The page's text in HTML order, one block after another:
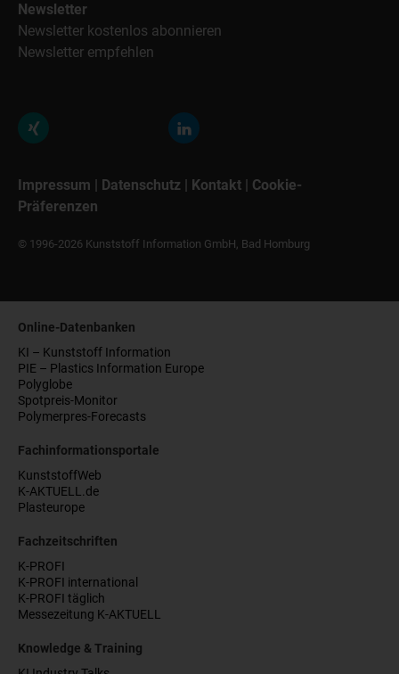
Newsletter
Newsletter kostenlos abonnieren
Newsletter empfehlen
Impressum | Datenschutz | Kontakt | Cookie-
Präferenzen
© 1996-2026 Kunststoff Information GmbH, Bad Homburg
Online-Datenbanken
KI – Kunststoff Information
PIE – Plastics Information Europe
Polyglobe
Spotpreis-Monitor
Polymerpres-Forecasts
Fachinformationsportale
KunststoffWeb
K-AKTUELL.de
Plasteurope
Fachzeitschriften
K-PROFI
K-PROFI international
K-PROFI täglich
Messezeitung K-AKTUELL
Knowledge & Training